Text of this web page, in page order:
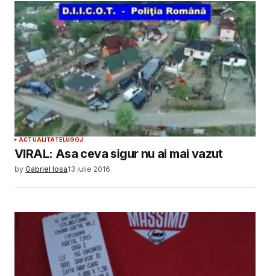
ACTUALITATELUGOJ
VIRAL: Asa ceva sigur nu ai mai vazut
by Gabriel Iosa13 iulie 2016